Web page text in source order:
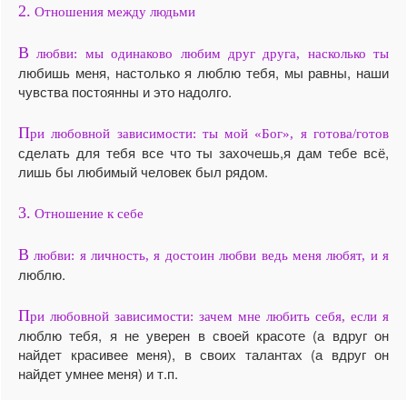
2. Отношения между людьми
В любви: мы одинаково любим друг друга, насколько ты
любишь меня, настолько я люблю тебя, мы равны, наши
чувства постоянны и это надолго.
При любовной зависимости: ты мой «Бог», я готова/готов
сделать для тебя все что ты захочешь,я дам тебе всё,
лишь бы любимый человек был рядом.
3. Отношение к себе
В любви: я личность, я достоин любви ведь меня любят, и я
люблю.
При любовной зависимости: зачем мне любить себя, если я
люблю тебя, я не уверен в своей красоте (а вдруг он
найдет красивее меня), в своих талантах (а вдруг он
найдет умнее меня) и т.п.